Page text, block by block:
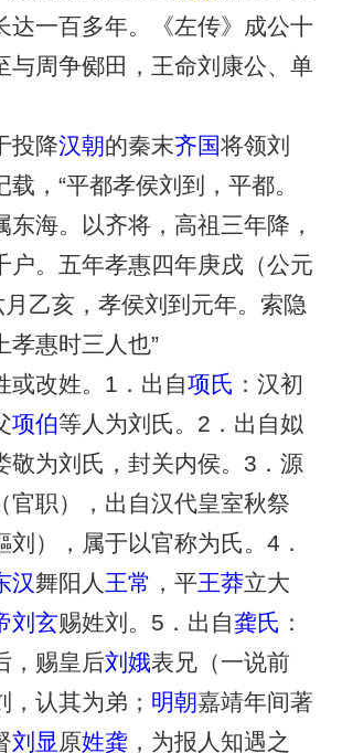
达一百多年。《左传》成公十
与周争鄇田，王命刘康公、单
投降汉朝的秦末齐国将领刘
，“平都孝侯刘到，平都。
东海。以齐将，高祖三年降，
户。五年孝惠四年庚戌（公元
乙亥，孝侯刘到元年。索隐
孝惠时三人也”
或改姓。1．出自项氏 ：汉初
项伯等人为刘氏。2．出自姒
敬为刘氏，封关内侯。3．源
官职），出自汉代皇室秋祭
），属于以官称为氏。4．
汉舞阳人 王常 ，平王莽立大
刘玄赐姓刘。5．出自龚氏 ：
，赐皇后刘娥表兄（一说前
，认其为弟； 明朝嘉靖年间著
刘显原姓龚，为报人知遇之